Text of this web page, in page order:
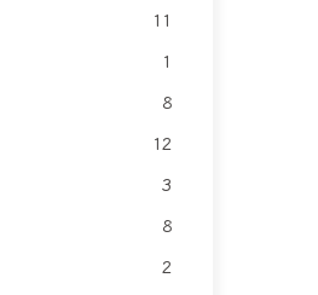
11
1
8
12
3
8
2